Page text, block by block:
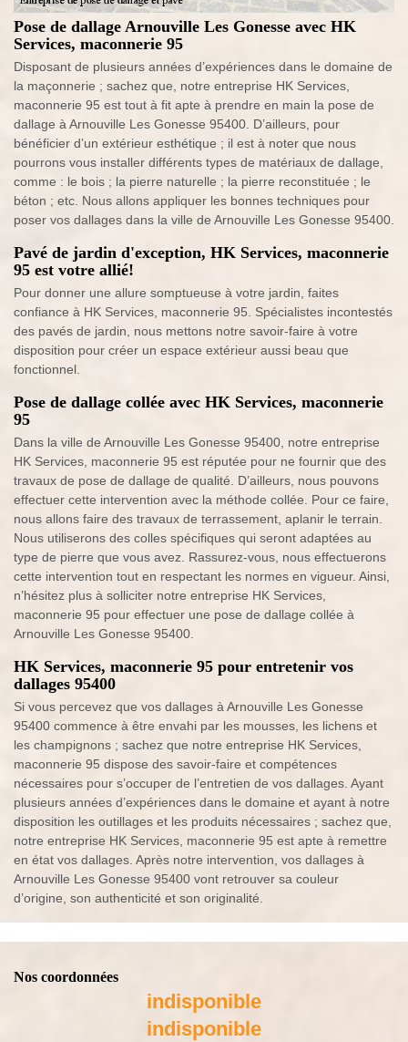
Pose de dallage Arnouville Les Gonesse avec HK
Services, maconnerie 95
Disposant de plusieurs années d’expériences dans le domaine de
la maçonnerie ; sachez que, notre entreprise HK Services,
maconnerie 95 est tout à fit apte à prendre en main la pose de
dallage à Arnouville Les Gonesse 95400. D’ailleurs, pour
bénéficier d’un extérieur esthétique ; il est à noter que nous
pourrons vous installer différents types de matériaux de dallage,
comme : le bois ; la pierre naturelle ; la pierre reconstituée ; le
béton ; etc. Nous allons appliquer les bonnes techniques pour
poser vos dallages dans la ville de Arnouville Les Gonesse 95400.
Pavé de jardin d'exception, HK Services, maconnerie
95 est votre allié!
Pour donner une allure somptueuse à votre jardin, faites
confiance à HK Services, maconnerie 95. Spécialistes incontestés
des pavés de jardin, nous mettons notre savoir-faire à votre
disposition pour créer un espace extérieur aussi beau que
fonctionnel.
Pose de dallage collée avec HK Services, maconnerie
95
Dans la ville de Arnouville Les Gonesse 95400, notre entreprise
HK Services, maconnerie 95 est réputée pour ne fournir que des
travaux de pose de dallage de qualité. D’ailleurs, nous pouvons
effectuer cette intervention avec la méthode collée. Pour ce faire,
nous allons faire des travaux de terrassement, aplanir le terrain.
Nous utiliserons des colles spécifiques qui seront adaptées au
type de pierre que vous avez. Rassurez-vous, nous effectuerons
cette intervention tout en respectant les normes en vigueur. Ainsi,
n’hésitez plus à solliciter notre entreprise HK Services,
maconnerie 95 pour effectuer une pose de dallage collée à
Arnouville Les Gonesse 95400.
HK Services, maconnerie 95 pour entretenir vos
dallages 95400
Si vous percevez que vos dallages à Arnouville Les Gonesse
95400 commence à être envahi par les mousses, les lichens et
les champignons ; sachez que notre entreprise HK Services,
maconnerie 95 dispose des savoir-faire et compétences
nécessaires pour s’occuper de l’entretien de vos dallages. Ayant
plusieurs années d’expériences dans le domaine et ayant à notre
disposition les outillages et les produits nécessaires ; sachez que,
notre entreprise HK Services, maconnerie 95 est apte à remettre
en état vos dallages. Après notre intervention, vos dallages à
Arnouville Les Gonesse 95400 vont retrouver sa couleur
d’origine, son authenticité et son originalité.
Nos coordonnées
indisponible
indisponible